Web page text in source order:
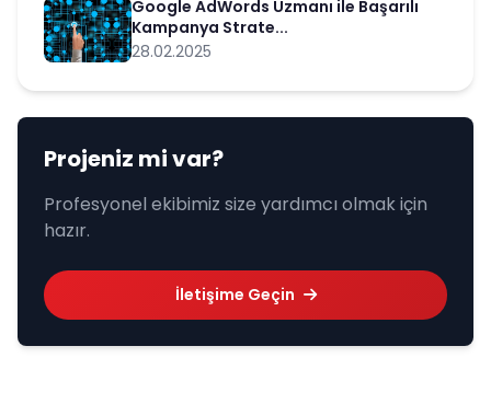
Google AdWords Uzmanı ile Başarılı
Kampanya Strate...
28.02.2025
Projeniz mi var?
Profesyonel ekibimiz size yardımcı olmak için
hazır.
İletişime Geçin